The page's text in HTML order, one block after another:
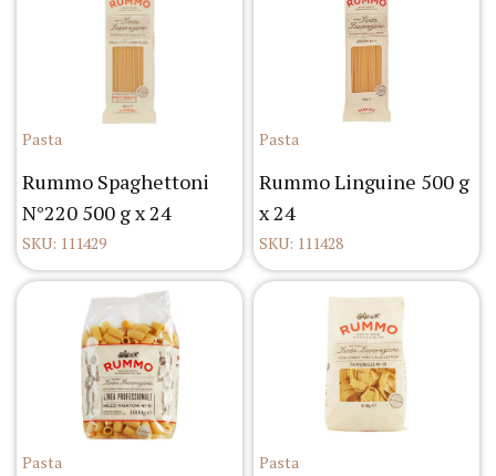
Pasta
Rummo Spaghettoni
N°220 500 g x 24
SKU: 111429
Pasta
Rummo Linguine 500 g
x 24
SKU: 111428
Pasta Pasta